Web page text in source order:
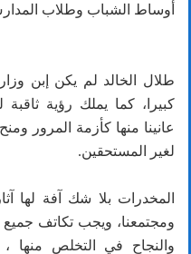
أوساط الشباب وطلاب
طلال الخالد لم يكن إبن
كبيرا، كما يملك رؤية
عانينا منها كأزمة المرور
لغير المستحقين.
المخدرات بلا شك آفة لها
ومجتمعنا، ويجب تكاتف جميع
والنجاح في التخلص منها